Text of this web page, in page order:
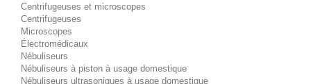
Centrifugeuses et microscopes
Centrifugeuses
Microscopes
Électromédicaux
Nébuliseurs
Nébuliseurs à piston à usage domestique
Nébuliseurs ultrasoniques à usage domestique